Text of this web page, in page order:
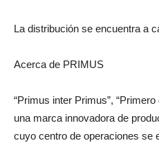
La distribución se encuentra a
Acerca de PRIMUS
“Primus inter Primus”,
una marca innovadora de
cuyo centro de operaciones se